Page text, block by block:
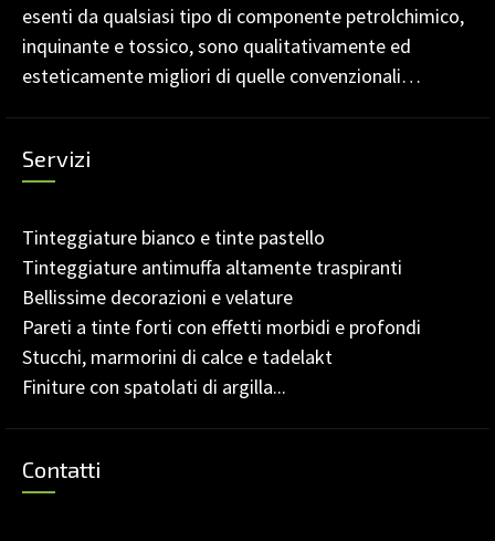
esenti da qualsiasi tipo di componente petrolchimico,
inquinante e tossico, sono qualitativamente ed
esteticamente migliori di quelle convenzionali…
Servizi
Tinteggiature bianco e tinte pastello
Tinteggiature antimuffa altamente traspiranti
Bellissime decorazioni e velature
Pareti a tinte forti con effetti morbidi e profondi
Stucchi, marmorini di calce e tadelakt
Finiture con spatolati di argilla...
Contatti